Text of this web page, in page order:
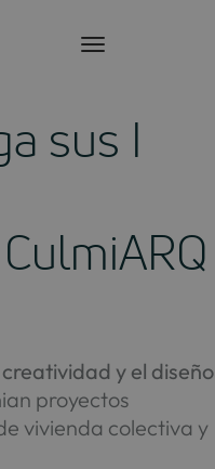
sus I
y el diseño
proyectos
vivienda colectiva y